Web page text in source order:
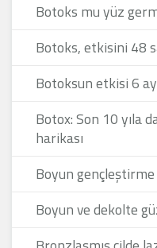
Botoks mu yüz
Botoks, etkisini 48
Botoksun etkisi 6
Botox: Son 10 yıla
harikası
Boyun gençleştirme
Boyun ve dekolte